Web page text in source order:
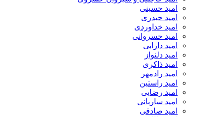
امید حسینی
امید حیدری
امید خداوردی
امید خسروانی
امید دارابی
امید دلنواز
امید ذاکری
امید رادمهر
امید راستین
امید رضایی
امید ساربانی
امید صادقی